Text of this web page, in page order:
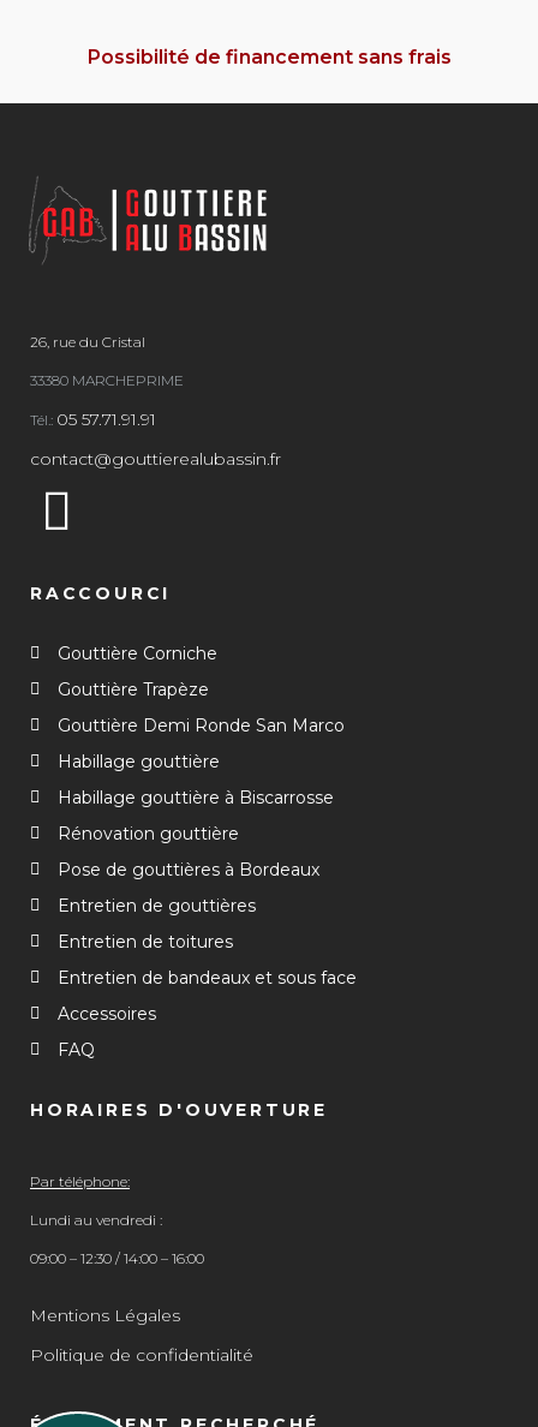
Possibilité de financement sans frais
26, rue du Cristal
33380 MARCHEPRIME
Tél.: 05 57.71.91.91
contact@gouttierealubassin.fr
RACCOURCI
Gouttière Corniche
Gouttière Trapèze
Gouttière Demi Ronde San Marco
Habillage gouttière
Habillage gouttière à Biscarrosse
Rénovation gouttière
Pose de gouttières à Bordeaux
Entretien de gouttières
Entretien de toitures
Entretien de bandeaux et sous face
Accessoires
FAQ
HORAIRES D'OUVERTURE
Par téléphone:
Lundi au vendredi :
09:00 – 12:30 / 14:00 – 16:00
Mentions Légales
Politique de confidentialité